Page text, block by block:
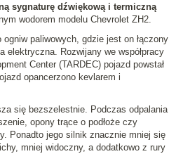
sygnaturę dźwiękową i termiczną
wodorem modelu Chevrolet ZH2.
paliwowych, gdzie jest on łączony
elektryczna. Rozwijany we współpracy
Center (TARDEC) pojazd powstał
opancerzono kevlarem i
się bezszelestnie. Podczas odpalania
opony trące o podłoże czy
Ponadto jego silnik znacznie mniej się
mniej widoczny, a dodatkowo z rury